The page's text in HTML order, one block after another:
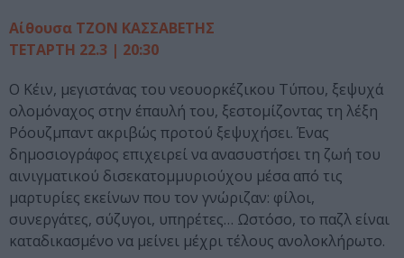
Αίθουσα ΤΖΟΝ ΚΑΣΣΑΒΕΤΗΣ
ΤΕΤΑΡΤΗ 22.3 | 20:30
Ο Κέιν, μεγιστάνας του νεουορκέζικου Τύπου, ξεψυχά
ολομόναχος στην έπαυλή του, ξεστομίζοντας τη λέξη
Ρόουζμπαντ ακριβώς προτού ξεψυχήσει. Ένας
δημοσιογράφος επιχειρεί να ανασυστήσει τη ζωή του
αινιγματικού δισεκατομμυριούχου μέσα από τις
μαρτυρίες εκείνων που τον γνώριζαν: φίλοι,
συνεργάτες, σύζυγοι, υπηρέτες… Ωστόσο, το παζλ είναι
καταδικασμένο να μείνει μέχρι τέλους ανολοκλήρωτο.